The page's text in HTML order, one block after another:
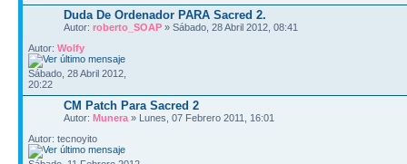
Duda De Ordenador PARA Sacred 2.
Autor: roberto_SOAP » Sábado, 28 Abril 2012, 08:41
Autor: Wolfy
Sábado, 28 Abril 2012,
20:22
CM Patch Para Sacred 2
Autor: Munera » Lunes, 07 Febrero 2011, 16:01
Autor: tecnoyito